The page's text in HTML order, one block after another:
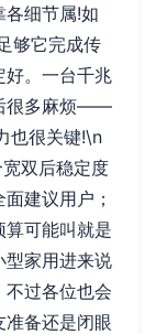
细节属!如
够它完成传
好。一台千兆
很多麻烦——
也很关键!\n
双后稳定度
建议用户；
可能叫就是
型家用进来说
过各位也会
备还是闭眼